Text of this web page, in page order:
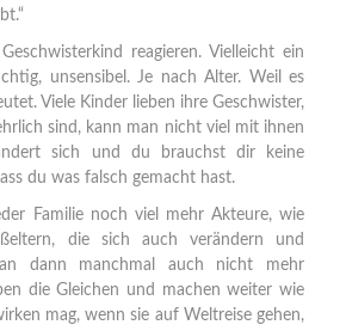
reagieren. Vielleicht ein
unsensibel. Je nach Alter. Weil es
Viele Kinder lieben ihre Geschwister,
sind, kann man nicht viel mit ihnen
sich und du brauchst dir keine
du was falsch gemacht hast.
Familie noch viel mehr Akteure, wie
die sich auch verändern und
dann manchmal auch nicht mehr
die Gleichen und machen weiter wie
mag, wenn sie auf Weltreise gehen,